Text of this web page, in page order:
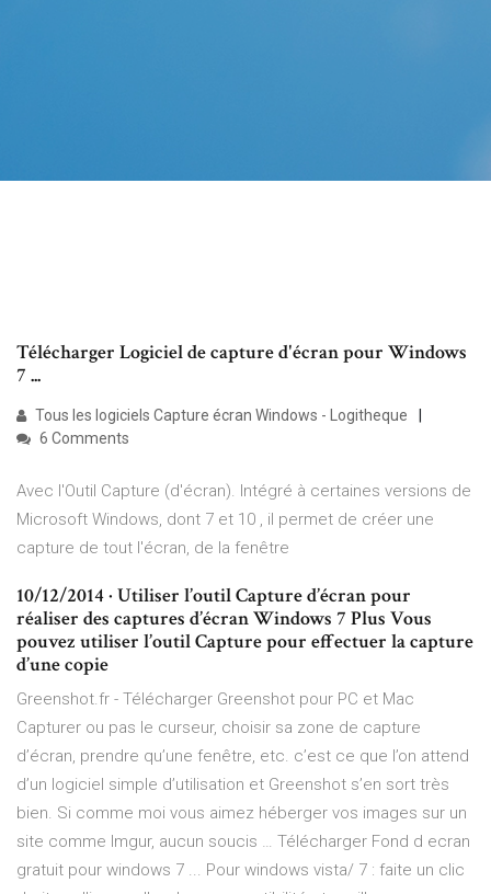
Télécharger Logiciel de capture d'écran pour Windows
7 ...
Tous les logiciels Capture écran Windows - Logitheque
6 Comments
Avec l'Outil Capture (d'écran). Intégré à certaines versions de
Microsoft Windows, dont 7 et 10 , il permet de créer une
capture de tout l'écran, de la fenêtre
10/12/2014 · Utiliser l’outil Capture d’écran pour
réaliser des captures d’écran Windows 7 Plus Vous
pouvez utiliser l’outil Capture pour effectuer la capture
d’une copie
Greenshot.fr - Télécharger Greenshot pour PC et Mac
Capturer ou pas le curseur, choisir sa zone de capture
d’écran, prendre qu’une fenêtre, etc. c’est ce que l’on attend
d’un logiciel simple d’utilisation et Greenshot s’en sort très
bien. Si comme moi vous aimez héberger vos images sur un
site comme Imgur, aucun soucis … Télécharger Fond d ecran
gratuit pour windows 7 ... Pour windows vista/ 7 : faite un clic